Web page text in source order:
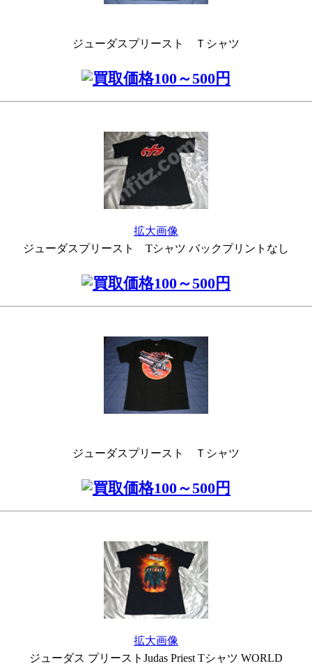
ジューダスプリースト Ｔシャツ
拡大画像
ジューダスプリースト Tシャツ バックプリントなし
ジューダスプリースト Ｔシャツ
拡大画像
ジューダス プリーストJudas Priest Tシャツ WORLD